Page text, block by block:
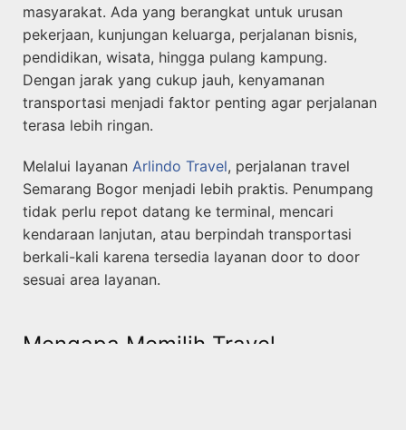
masyarakat. Ada yang berangkat untuk urusan
pekerjaan, kunjungan keluarga, perjalanan bisnis,
pendidikan, wisata, hingga pulang kampung.
Dengan jarak yang cukup jauh, kenyamanan
transportasi menjadi faktor penting agar perjalanan
terasa lebih ringan.
Melalui layanan Arlindo Travel, perjalanan travel
Semarang Bogor menjadi lebih praktis. Penumpang
tidak perlu repot datang ke terminal, mencari
kendaraan lanjutan, atau berpindah transportasi
berkali-kali karena tersedia layanan door to door
sesuai area layanan.
Mengapa Memilih Travel